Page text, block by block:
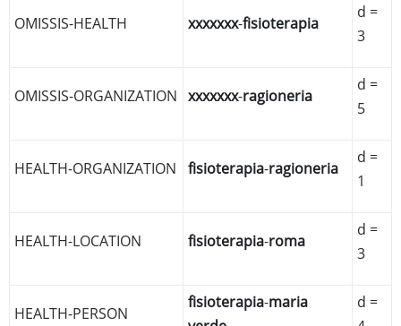
OMISSIS-HEALTH xxxxxxx-fisioterapia
d =
3
OMISSIS-ORGANIZATION xxxxxxx-ragioneria
d =
5
HEALTH-ORGANIZATION fisioterapia-ragioneria
d =
1
HEALTH-LOCATION fisioterapia-roma
d =
3
HEALTH-PERSON
fisioterapia-maria
d =